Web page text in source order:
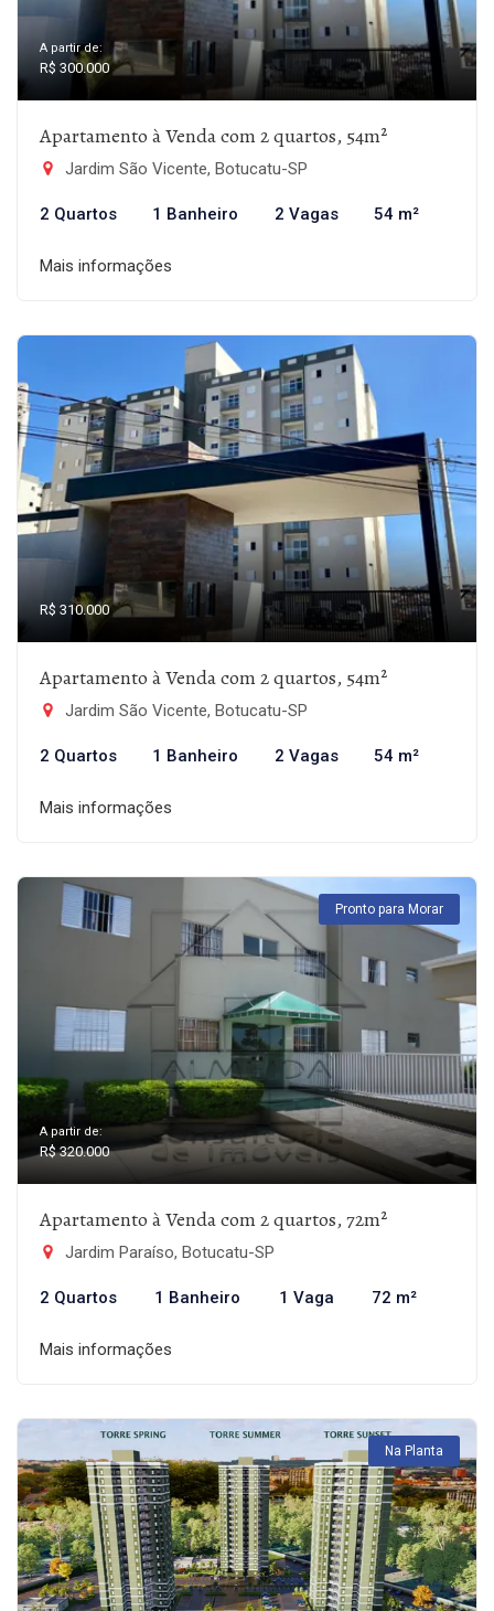
A partir de:
R$ 300.000
Apartamento à Venda com 2 quartos, 54m²
Jardim São Vicente, Botucatu-SP
2 Quartos 1 Banheiro 2 Vagas 54 m²
Mais informações
R$ 310.000
Apartamento à Venda com 2 quartos, 54m²
Jardim São Vicente, Botucatu-SP
2 Quartos 1 Banheiro 2 Vagas 54 m²
Mais informações
Pronto para Morar
A partir de:
R$ 320.000
Apartamento à Venda com 2 quartos, 72m²
Jardim Paraíso, Botucatu-SP
2 Quartos 1 Banheiro 1 Vaga 72 m²
Mais informações
Na Planta